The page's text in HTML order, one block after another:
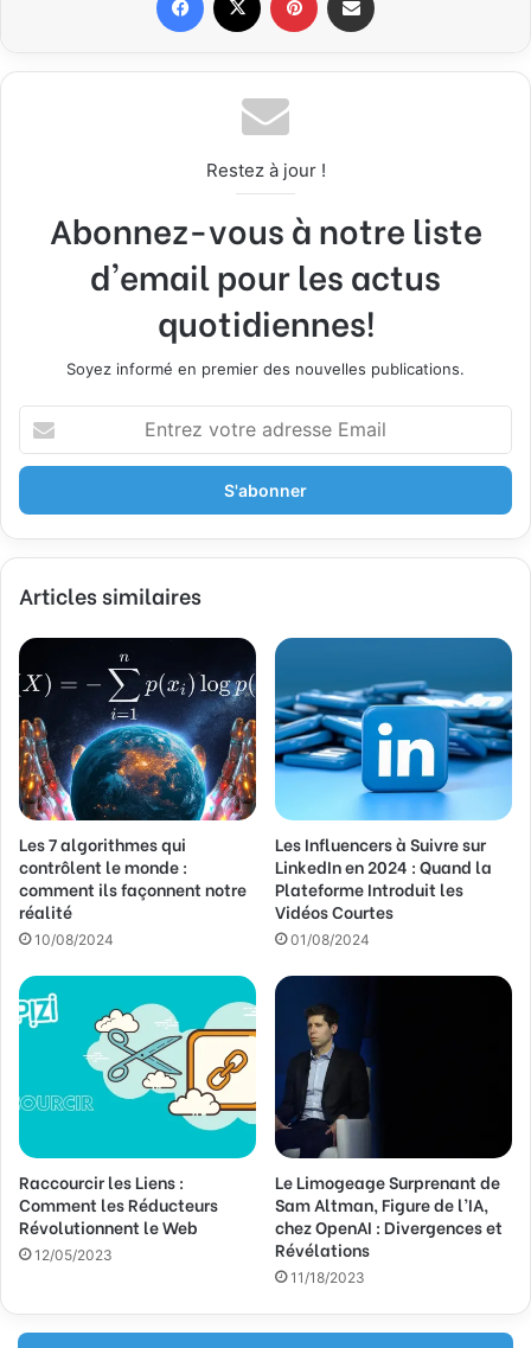
Restez à jour !
Abonnez-vous à notre liste
d'email pour les actus
quotidiennes!
Soyez informé en premier des nouvelles publications.
t
e
z
o
r
a
d
r
e
s
s
e
E
m
a
i
Articles similaires
Les 7 algorithmes qui
contrôlent le monde :
comment ils façonnent notre
réalité
10/08/2024
Les Influencers à Suivre sur
LinkedIn en 2024 : Quand la
Plateforme Introduit les
Vidéos Courtes
01/08/2024
Raccourcir les Liens :
Comment les Réducteurs
Révolutionnent le Web
12/05/2023
Le Limogeage Surprenant de
Sam Altman, Figure de l’IA,
chez OpenAI : Divergences et
Révélations
11/18/2023